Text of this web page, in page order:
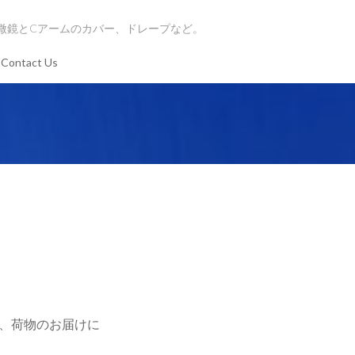
とCアームのカバー、ドレープなど。
Us
荷物のお届けに